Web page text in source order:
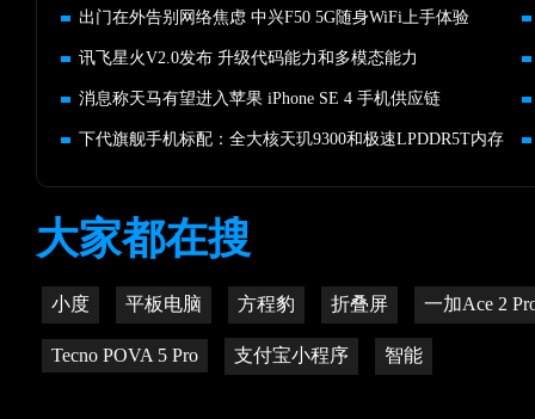
出门在外告别网络焦虑 中兴F50 5G随身WiFi上手体验
讯飞星火V2.0发布 升级代码能力和多模态能力
消息称天马有望进入苹果 iPhone SE 4 手机供应链
下代旗舰手机标配：全大核天玑9300和极速LPDDR5T内存
大家都在搜
小度 平板电脑 方程豹 折叠屏 一加Ace 2
Tecno POVA 5 Pro 支付宝小程序 智能